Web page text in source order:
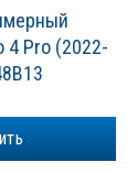
4 Pro (2022-